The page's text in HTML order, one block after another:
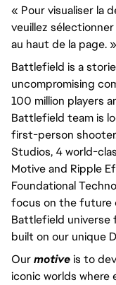
« Pour visualiser la
veuillez
au haut de la page. »
Battlefield is a
uncompromising
100 million players
Battlefield team is
first-person
Studios, 4 world-
Motive and Ripple
Foundational
focus on the future
Battlefield universe
built on our unique
Ourmotiveis to
iconic worlds where